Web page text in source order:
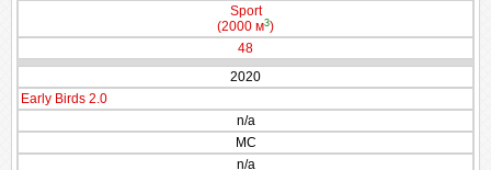
Sport
(2000 м3)
48
2020
Early Birds 2.0
n/a
МС
n/a